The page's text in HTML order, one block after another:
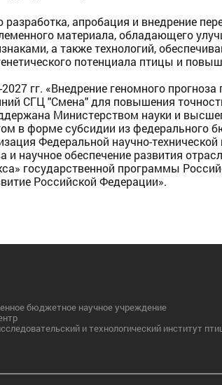
апробация и внедрение
материала, обладающего
а также технологий,
потенциала птицы и
гг. «Внедрение геномного прогноза
СГЦ "Смена" для повышения
Министерством науки и
в форме субсидии из федерального
Федеральной научно-
и научное обеспечение развития
государственной программы
Российской Федерации».
бюджетное научное учреждение
и технологический институт